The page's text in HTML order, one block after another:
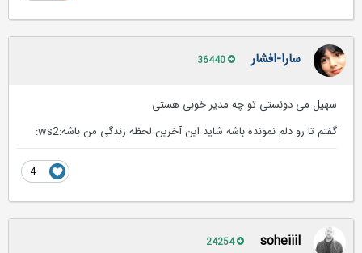
سارا-افشار
سهیل می دونستی تو چه مدیر خوبی هستی
گفتم تا رو دلم نمونده باشه شاید این آخرین لحظه زندگی من باشه:ws2:
soheiiil